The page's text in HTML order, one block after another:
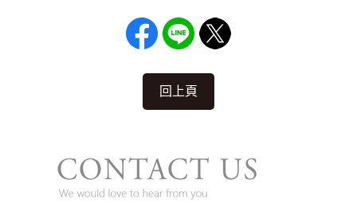
回上頁